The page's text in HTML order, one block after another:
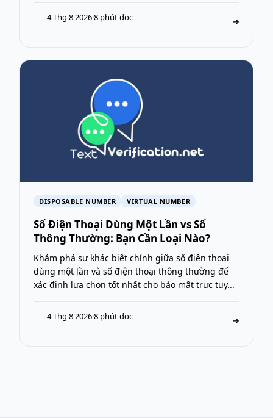
4 Thg 8 2026·8 phút đọc →
DISPOSABLE NUMBER VIRTUAL NUMBER
Số Điện Thoại Dùng Một Lần vs Số
Thông Thường: Bạn Cần Loại Nào?
Khám phá sự khác biệt chính giữa số điện thoại
dùng một lần và số điện thoại thông thường để
xác định lựa chọn tốt nhất cho bảo mật trực tuy...
4 Thg 8 2026·8 phút đọc →